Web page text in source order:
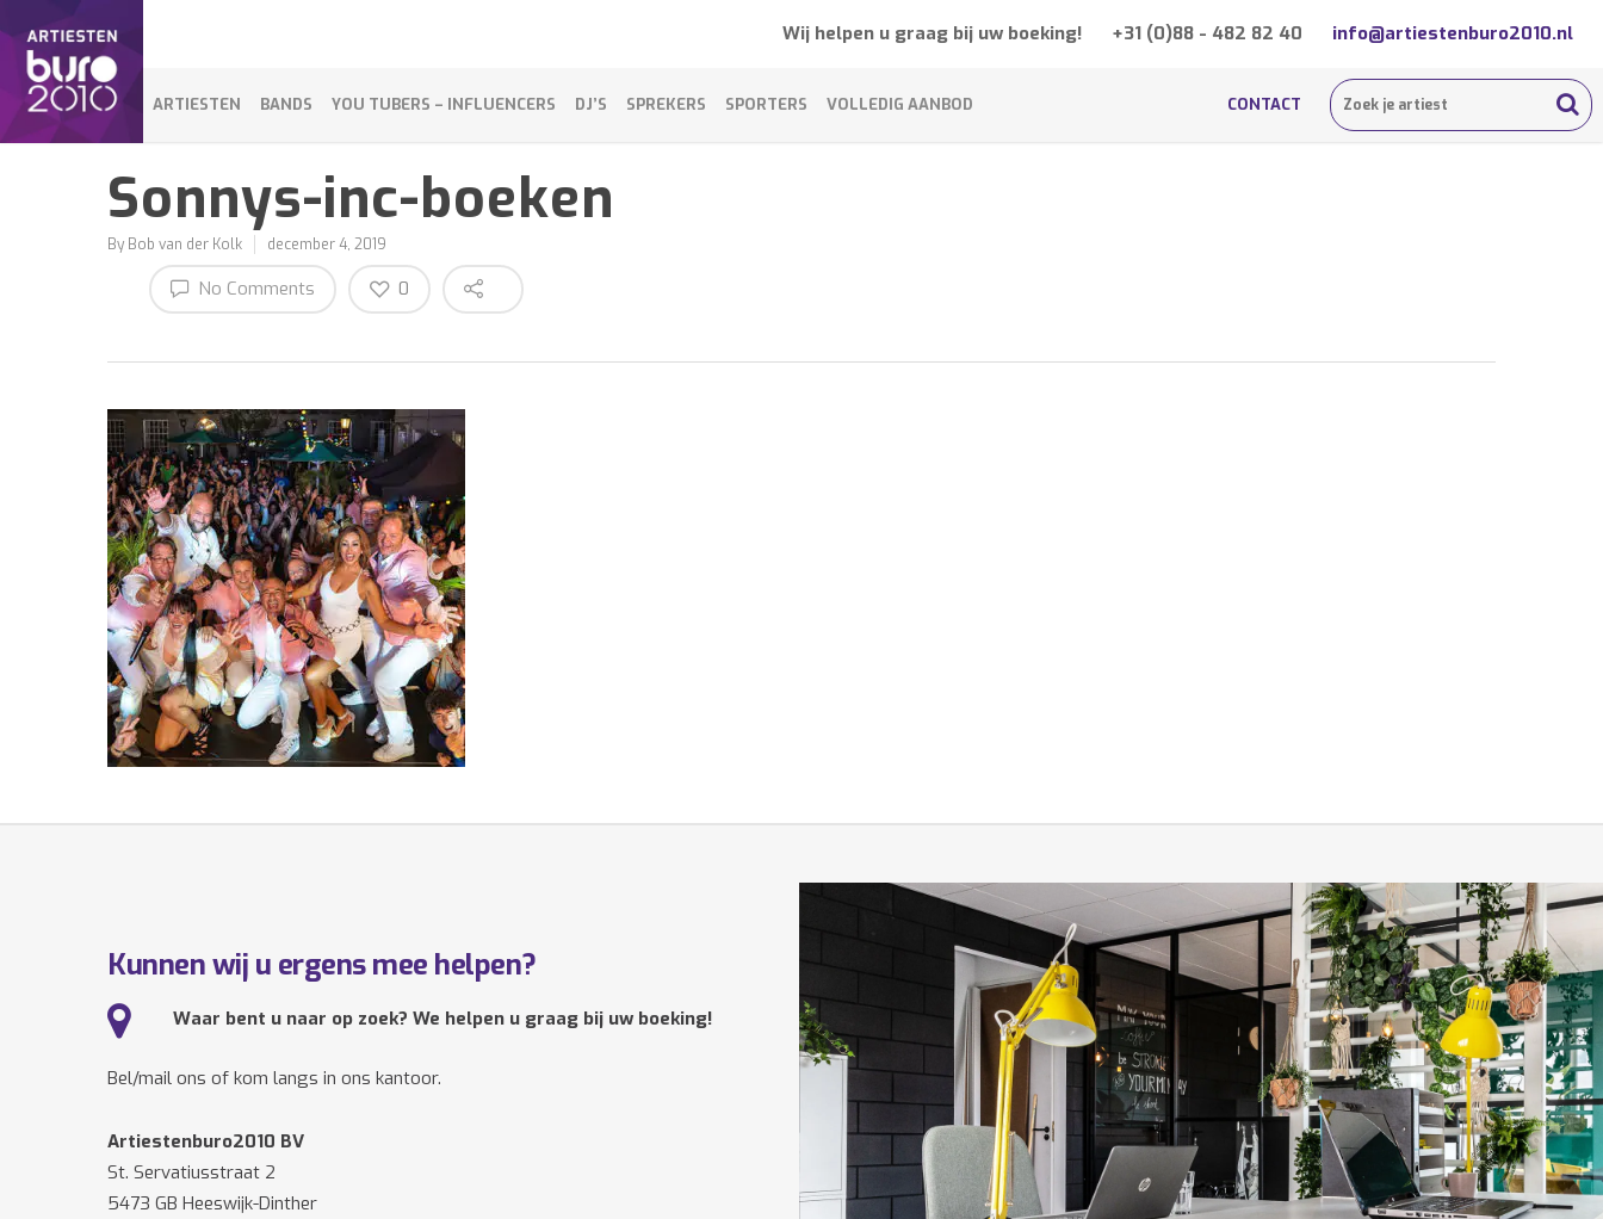
Wij helpen u graag bij uw boeking! +31 (0)88 - 482 82 40 info@artiestenburo2010.nl
ARTIESTEN BANDS YOU TUBERS – INFLUENCERS DJ’S SPREKERS SPORTERS VOLLEDIG AANBOD CONTACT
Sonnys-inc-boeken
By Bob van der Kolk december 4, 2019
No Comments 0
Kunnen wij u ergens mee helpen?
Waar bent u naar op zoek? We helpen u graag bij uw boeking!
Bel/mail ons of kom langs in ons kantoor.
Artiestenburo2010 BV
St. Servatiusstraat 2
5473 GB Heeswijk-Dinther